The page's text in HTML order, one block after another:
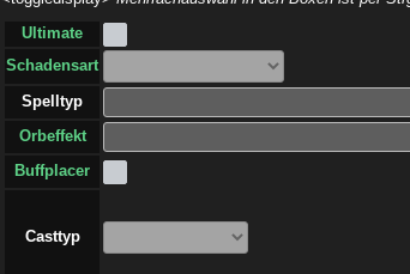
Ultimate
Schadensart
Spelltyp
Orbeffekt
Buffplacer
Casttyp